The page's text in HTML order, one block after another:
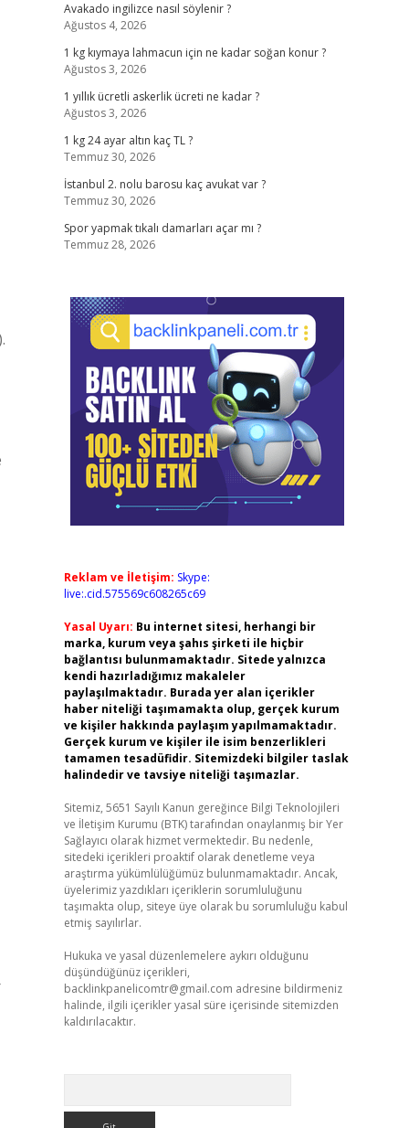
Avakado ingilizce nasıl söylenir ?
Ağustos 4, 2026
1 kg kıymaya lahmacun için ne kadar soğan konur ?
Ağustos 3, 2026
1 yıllık ücretli askerlik ücreti ne kadar ?
Ağustos 3, 2026
1 kg 24 ayar altın kaç TL ?
Temmuz 30, 2026
İstanbul 2. nolu barosu kaç avukat var ?
Temmuz 30, 2026
Spor yapmak tıkalı damarları açar mı ?
Temmuz 28, 2026
Reklam ve İletişim: Skype:
live:.cid.575569c608265c69
Yasal Uyarı: Bu internet sitesi, herhangi bir
marka, kurum veya şahıs şirketi ile hiçbir
bağlantısı bulunmamaktadır. Sitede yalnızca
kendi hazırladığımız makaleler
paylaşılmaktadır. Burada yer alan içerikler
haber niteliği taşımamakta olup, gerçek kurum
ve kişiler hakkında paylaşım yapılmamaktadır.
Gerçek kurum ve kişiler ile isim benzerlikleri
tamamen tesadüfidir. Sitemizdeki bilgiler taslak
halindedir ve tavsiye niteliği taşımazlar.
Sitemiz, 5651 Sayılı Kanun gereğince Bilgi Teknolojileri
ve İletişim Kurumu (BTK) tarafından onaylanmış bir Yer
Sağlayıcı olarak hizmet vermektedir. Bu nedenle,
sitedeki içerikleri proaktif olarak denetleme veya
araştırma yükümlülüğümüz bulunmamaktadır. Ancak,
üyelerimiz yazdıkları içeriklerin sorumluluğunu
taşımakta olup, siteye üye olarak bu sorumluluğu kabul
etmiş sayılırlar.
Hukuka ve yasal düzenlemelere aykırı olduğunu
düşündüğünüz içerikleri,
backlinkpanelicomtr@gmail.com adresine bildirmeniz
halinde, ilgili içerikler yasal süre içerisinde sitemizden
kaldırılacaktır.